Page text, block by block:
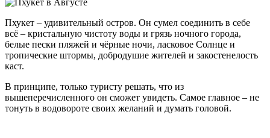
Пхукет – удивительный остров. Он сумел соединить в себе
всё – кристальную чистоту воды и грязь ночного города,
белые пески пляжей и чёрные ночи, ласковое Солнце и
тропические штормы, добродушие жителей и закостенелость
каст.
В принципе, только туристу решать, что из
вышеперечисленного он сможет увидеть. Самое главное – не
тонуть в водовороте своих желаний и думать головой.